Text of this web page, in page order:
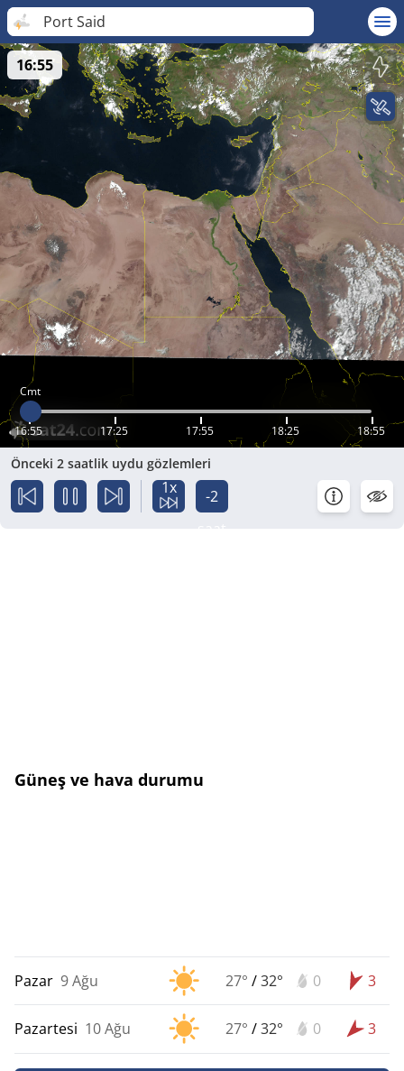
Port Said
Cmt
16:55 17:25 17:55 18:25 18:55
16:55
Önceki 2 saatlik uydu gözlemleri
1x
-2
Güneş ve hava durumu
Pazar 9 Ağu 27° /32° 0 3
Pazartesi 10 Ağu 27° /32° 0 3